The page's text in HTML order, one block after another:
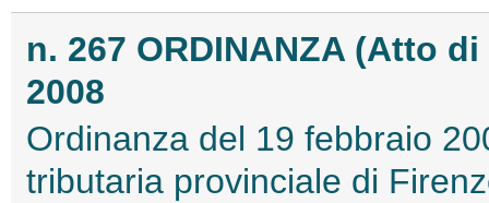
n. 267 ORDINANZA (Atto
2008
Ordinanza del 19 febbraio
tributaria provinciale di